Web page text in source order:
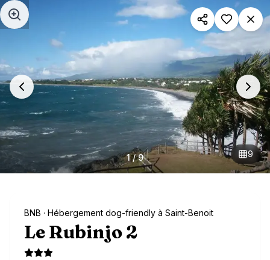
Aller au contenu principal
1/9 9
BNB · Hébergement dog-friendly à Saint-Benoit
Le Rubinjo 2